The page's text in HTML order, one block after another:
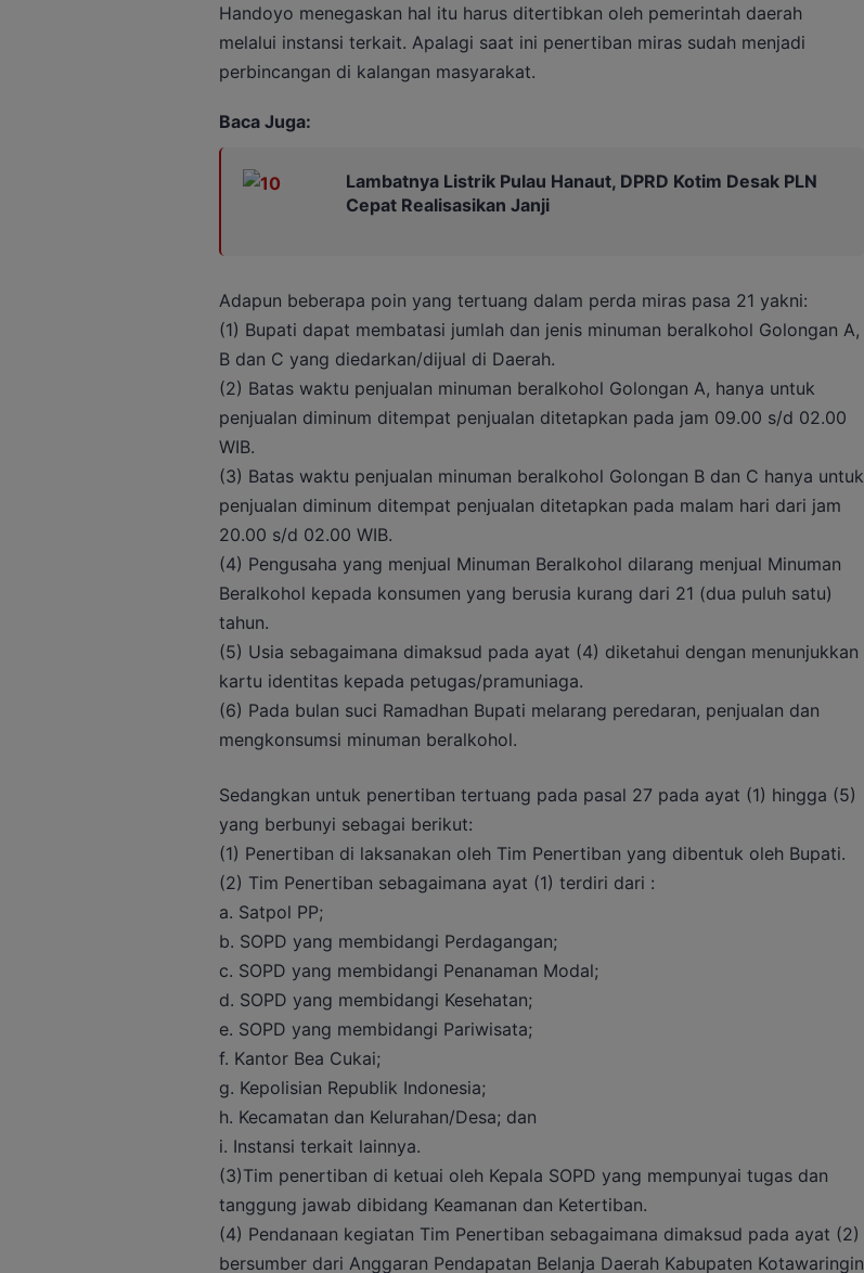
Handoyo menegaskan hal itu harus ditertibkan oleh pemerintah daerah
melalui instansi terkait. Apalagi saat ini penertiban miras sudah menjadi
perbincangan di kalangan masyarakat.
Baca Juga:
Lambatnya Listrik Pulau Hanaut, DPRD Kotim Desak PLN
Cepat Realisasikan Janji
Adapun beberapa poin yang tertuang dalam perda miras pasa 21 yakni:
(1) Bupati dapat membatasi jumlah dan jenis minuman beralkohol Golongan A,
B dan C yang diedarkan/dijual di Daerah.
(2) Batas waktu penjualan minuman beralkohol Golongan A, hanya untuk
penjualan diminum ditempat penjualan ditetapkan pada jam 09.00 s/d 02.00
WIB.
(3) Batas waktu penjualan minuman beralkohol Golongan B dan C hanya untuk
penjualan diminum ditempat penjualan ditetapkan pada malam hari dari jam
20.00 s/d 02.00 WIB.
(4) Pengusaha yang menjual Minuman Beralkohol dilarang menjual Minuman
Beralkohol kepada konsumen yang berusia kurang dari 21 (dua puluh satu)
tahun.
(5) Usia sebagaimana dimaksud pada ayat (4) diketahui dengan menunjukkan
kartu identitas kepada petugas/pramuniaga.
(6) Pada bulan suci Ramadhan Bupati melarang peredaran, penjualan dan
mengkonsumsi minuman beralkohol.
Sedangkan untuk penertiban tertuang pada pasal 27 pada ayat (1) hingga (5)
yang berbunyi sebagai berikut:
(1) Penertiban di laksanakan oleh Tim Penertiban yang dibentuk oleh Bupati.
(2) Tim Penertiban sebagaimana ayat (1) terdiri dari :
a. Satpol PP;
b. SOPD yang membidangi Perdagangan;
c. SOPD yang membidangi Penanaman Modal;
d. SOPD yang membidangi Kesehatan;
e. SOPD yang membidangi Pariwisata;
f. Kantor Bea Cukai;
g. Kepolisian Republik Indonesia;
h. Kecamatan dan Kelurahan/Desa; dan
i. Instansi terkait lainnya.
(3)Tim penertiban di ketuai oleh Kepala SOPD yang mempunyai tugas dan
tanggung jawab dibidang Keamanan dan Ketertiban.
(4) Pendanaan kegiatan Tim Penertiban sebagaimana dimaksud pada ayat (2)
bersumber dari Anggaran Pendapatan Belanja Daerah Kabupaten Kotawaringin